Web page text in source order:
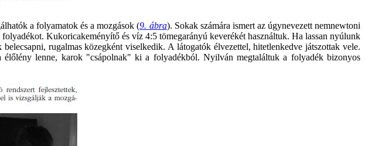
a folyamatok és a mozgások (9. ábra). Sokak számára ismert az úgynevezett nemnewtoni
Kukoricakeményítő és víz 4:5 tömegarányú keverékét használtuk. Ha lassan nyúlunk
rugalmas közegként viselkedik. A látogatók élvezettel, hitetlenkedve játszottak vele.
élőlény lenne, karok "csápolnak" ki a folyadékból. Nyilván megtaláltuk a folyadék bizonyos